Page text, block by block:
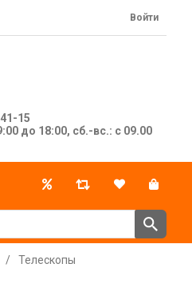
15
до 18:00, сб.-вс.: с 09.00
Войти
/ Телескопы